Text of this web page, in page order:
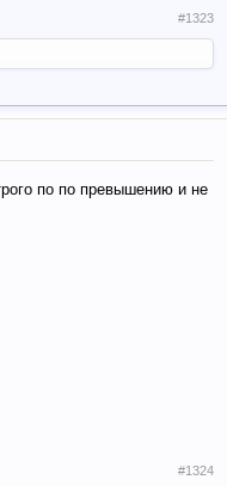
#1323
по по превышению и не
#1324